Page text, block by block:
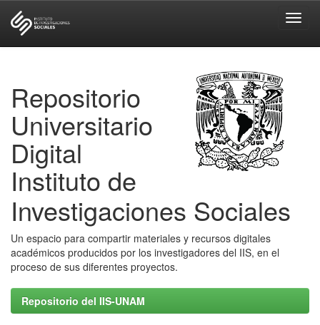
Repositorio
Universitario
Digital
Instituto de
Investigaciones Sociales
Un espacio para compartir materiales y recursos digitales
académicos producidos por los investigadores del IIS, en el
proceso de sus diferentes proyectos.
Repositorio del IIS-UNAM